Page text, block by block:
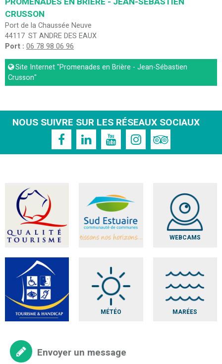
CRUSSON
Port de la Chaussée Neuve
44117 ST ANDRE DES EAUX
Port : 06 78 98 06 96
Site Internet"Promenades en Brière - Jean-Sébastien
Crusson"
NOUS SUIVRE SUR LES RÉSEAUX SOCIAUX
WEBCAMS
MÉTÉO MARÉES
Envoyer un message